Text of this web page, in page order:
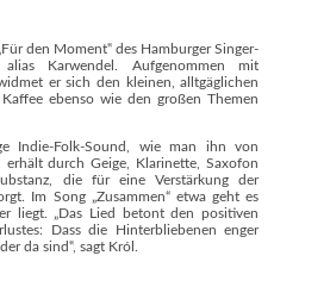
den Moment‟ des Hamburger Singer-
Karwendel. Aufgenommen mit
er sich den kleinen, alltgäglichen
ebenso wie den großen Themen
Indie-Folk-Sound, wie man ihn von
durch Geige, Klarinette, Saxofon
die für eine Verstärkung der
Im Song „Zusammen“ etwa geht es
liegt. „Das Lied betont den positiven
Dass die Hinterbliebenen enger
da sind‟, sagt Król.